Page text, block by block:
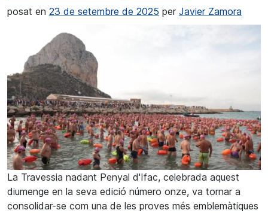
posat en 23 de setembre de 2025 per Javier Zamora
La Travessia nadant Penyal d'Ifac, celebrada aquest
diumenge en la seva edició número onze, va tornar a
consolidar-se com una de les proves més emblemàtiques